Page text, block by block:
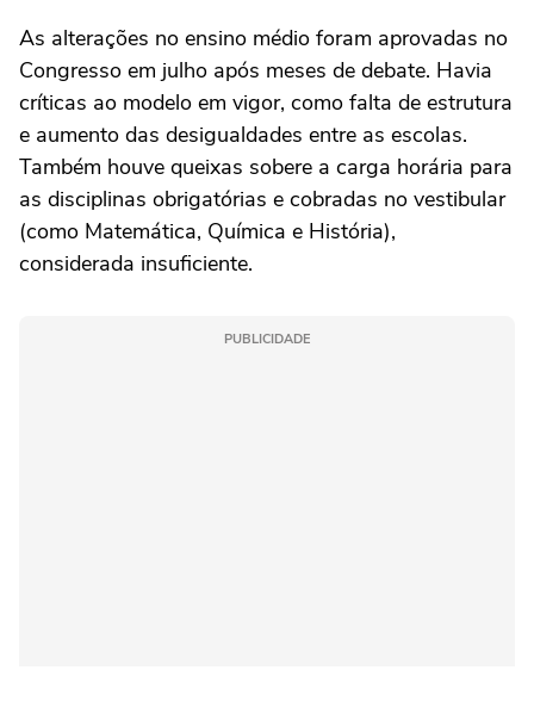
As alterações no ensino médio foram aprovadas no
Congresso em julho após meses de debate. Havia
críticas ao modelo em vigor, como falta de estrutura
e aumento das desigualdades entre as escolas.
Também houve queixas sobere a carga horária para
as disciplinas obrigatórias e cobradas no vestibular
(como Matemática, Química e História),
considerada insuficiente.
PUBLICIDADE